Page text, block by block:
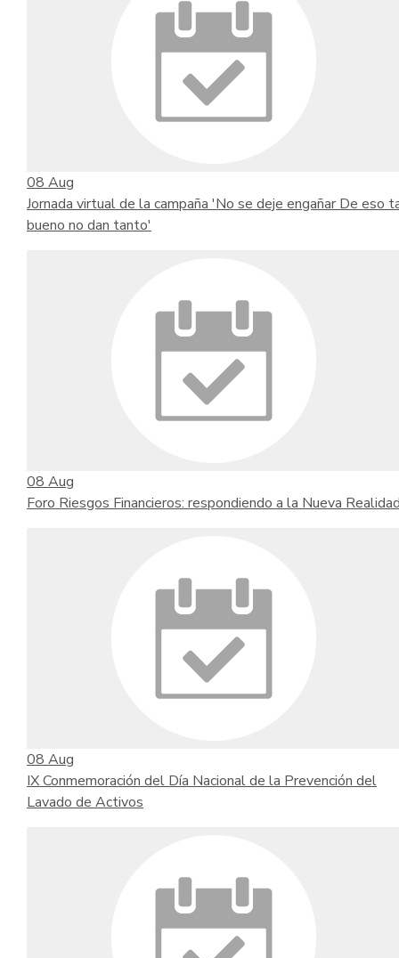
08 Aug
Jornada virtual de la campaña 'No se deje engañar De eso
bueno no dan tanto'
08 Aug
Foro Riesgos Financieros: respondiendo a la Nueva
08 Aug
IX Conmemoración del Día Nacional de la Prevención del
Lavado de Activos